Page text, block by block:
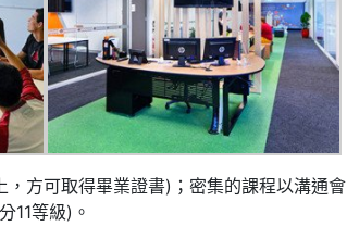
方可取得畢業證書)；密集的課程以溝通會
11等級)。